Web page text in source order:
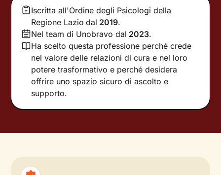
Iscritta all'Ordine degli Psicologi della
Regione Lazio dal 2019.
Nel team di Unobravo dal 2023.
Ha scelto questa professione perché crede
nel valore delle relazioni di cura e nel loro
potere trasformativo e perché desidera
offrire uno spazio sicuro di ascolto e
supporto.